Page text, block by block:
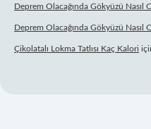
Deprem Olacağında Gökyüzü Nasıl
Deprem Olacağında Gökyüzü Nasıl
Çikolatalı Lokma Tatlısı Kaç Kalori